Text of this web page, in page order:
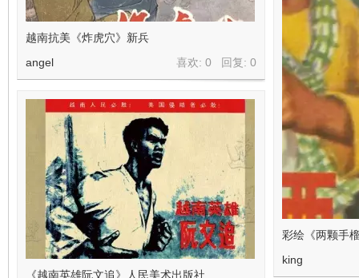
彩绘《两颗手
king
越南抗美《炸虎穴》新兵
喜欢: 0 回复: 0
angel
《越南英雄阮文追》人民美术出版社